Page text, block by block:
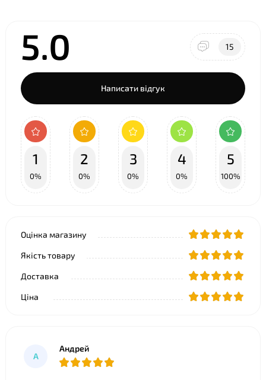
5.0 15
Написати відгук
1
0%
2
0%
3
0%
4
0%
5
100%
Оцінка магазину
Якість товару
Доставка
Ціна
А
Андрей